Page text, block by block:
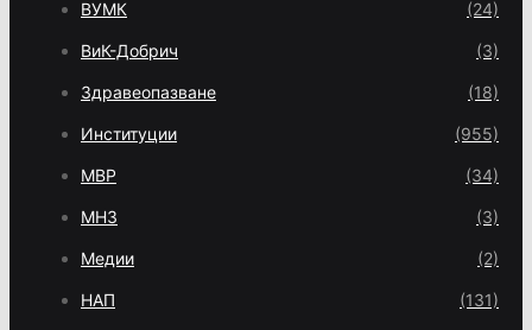
ВУМК (24)
ВиК-Добрич (3)
Здравеопазване (18)
Институции (955)
МВР (34)
МНЗ (3)
Медии (2)
НАП (131)